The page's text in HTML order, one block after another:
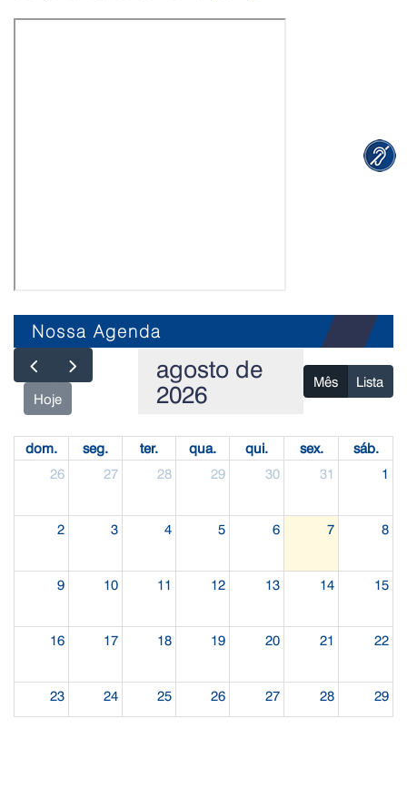
Nossa Agenda
Hoje
agosto de
2026
Mês Lista
dom. seg. ter. qua. qui. sex.
sáb.
26
27 28 29 30 31 1
2 3 4 5 6 7 8
9 10 11 12 13 14 15
16 17 18 19 20 21 22
23 24 25 26 27 28 29